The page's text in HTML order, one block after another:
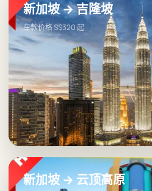
新加坡 → 吉隆坡
车款价格 S$320 起
新加坡 → 云顶高原